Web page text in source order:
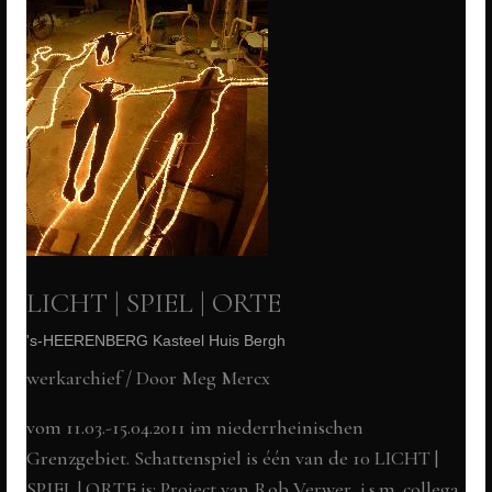
LICHT | SPIEL | ORTE
's-HEERENBERG Kasteel Huis Bergh
werkarchief/ Door Meg Mercx
vom 11.03.-15.04.2011 im niederrheinischen
Grenzgebiet. Schattenspiel is één van de 10 LICHT |